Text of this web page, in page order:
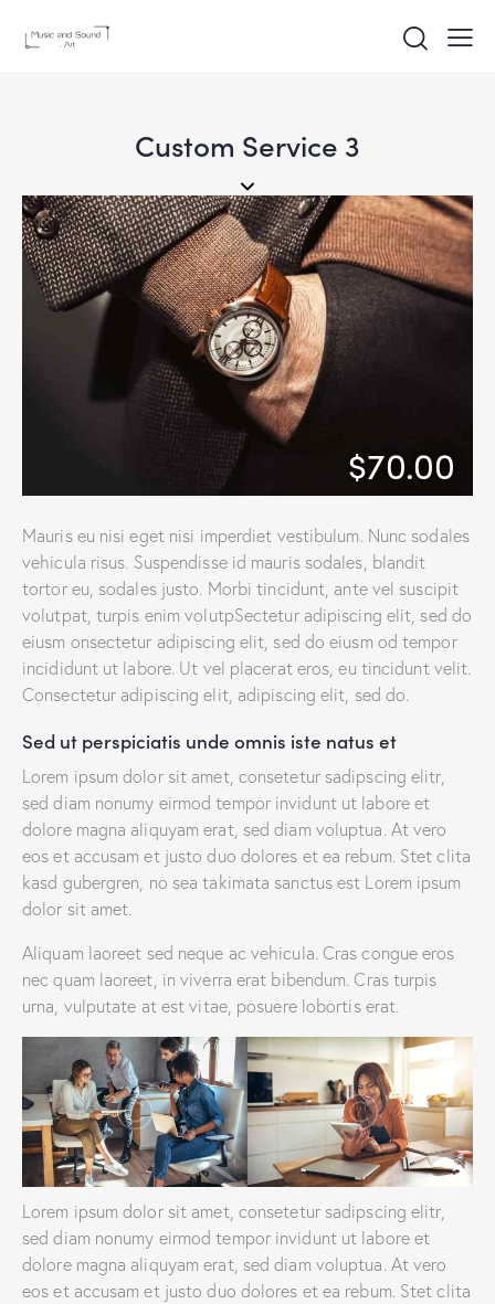
Custom Service 3
$70.00
Mauris eu nisi eget nisi imperdiet vestibulum. Nunc sodales
vehicula risus. Suspendisse id mauris sodales, blandit
tortor eu, sodales justo. Morbi tincidunt, ante vel suscipit
volutpat, turpis enim volutpSectetur adipiscing elit, sed do
eiusm onsectetur adipiscing elit, sed do eiusm od tempor
incididunt ut labore. Ut vel placerat eros, eu tincidunt velit.
Consectetur adipiscing elit, adipiscing elit, sed do.
Sed ut perspiciatis unde omnis iste natus et
Lorem ipsum dolor sit amet, consetetur sadipscing elitr,
sed diam nonumy eirmod tempor invidunt ut labore et
dolore magna aliquyam erat, sed diam voluptua. At vero
eos et accusam et justo duo dolores et ea rebum. Stet clita
kasd gubergren, no sea takimata sanctus est Lorem ipsum
dolor sit amet.
Aliquam laoreet sed neque ac vehicula. Cras congue eros
nec quam laoreet, in viverra erat bibendum. Cras turpis
urna, vulputate at est vitae, posuere lobortis erat.
Lorem ipsum dolor sit amet, consetetur sadipscing elitr,
sed diam nonumy eirmod tempor invidunt ut labore et
dolore magna aliquyam erat, sed diam voluptua. At vero
eos et accusam et justo duo dolores et ea rebum. Stet clita